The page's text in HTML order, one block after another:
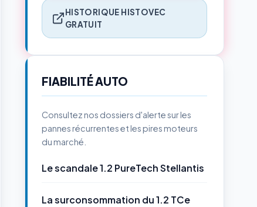
HISTORIQUE HISTOVEC
GRATUIT
FIABILITÉ AUTO
Consultez nos dossiers d'alerte sur les
pannes récurrentes et les pires moteurs
du marché.
Le scandale 1.2 PureTech Stellantis
La surconsommation du 1.2 TCe